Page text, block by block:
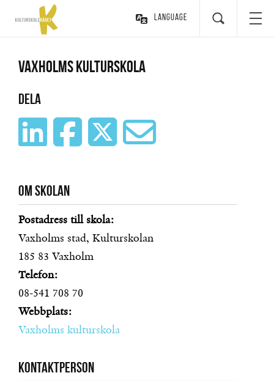
Language
Vaxholms kulturskola
Dela
Om skolan
Postadress till skola:
Vaxholms stad, Kulturskolan
185 83 Vaxholm
Telefon:
08-541 708 70
Webbplats:
Vaxholms kulturskola
Kontaktperson